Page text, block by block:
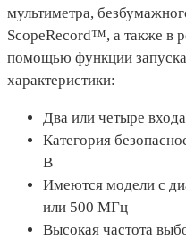
мультиметра,
ScopeRecord™, а также в
помощью функции
характеристики:
Два или четыре
Категория
В
Имеются модели с
или 500 МГц
Высокая частота